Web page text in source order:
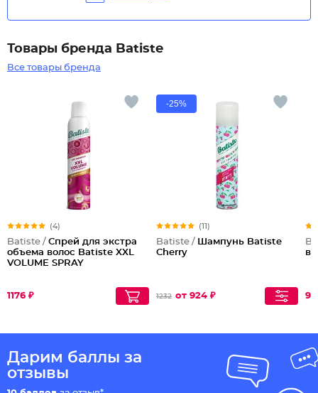
Товары бренда Batiste
Все товары бренда
(4)
Batiste / Спрей для экстра
объема волос Batiste XXL
VOLUME SPRAY
1176 ₽
-25%
(11)
Batiste / Шампунь Batiste
Cherry
1232 от 924 ₽
Дарим баллы за
отзывы